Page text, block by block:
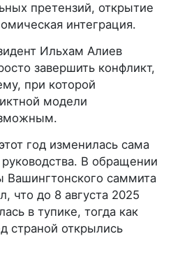
претензий, открытие
интеграция.
Ильхам Алиев
завершить конфликт,
при которой
модели
год изменилась сама
В обращении
саммита
что до 8 августа 2025
в тупике, тогда как
страной открылись